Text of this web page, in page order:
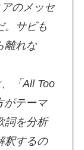
のメッセ
。サビも
離れな
「All Too
がテーマ
詞を分析
釈するの